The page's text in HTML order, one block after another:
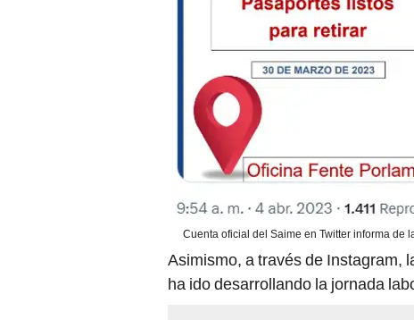
Cuenta oficial del Saime en Twitter informa de
Asimismo, a través de Instagram,
ha ido desarrollando la jornada